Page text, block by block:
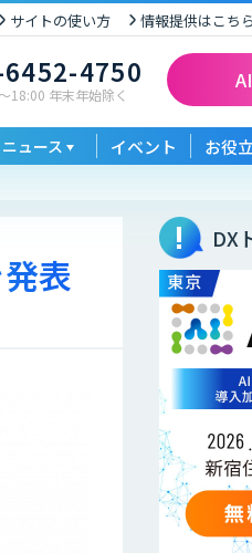
サイトの使い方 情報提供はこち
4750
18:00 年末年始除く
ニュース イベント お役
表
DX